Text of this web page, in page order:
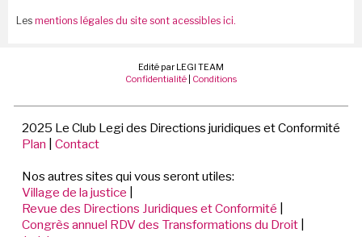
Les mentions légales du site sont acessibles ici.
Edité par LEGI TEAM
Confidentialité | Conditions
2025 Le Club Legi des Directions juridiques et Conformité
Plan
Contact
Nos autres sites qui vous seront utiles:
Village de la justice
Revue des Directions Juridiques et Conformité
Congrès annuel RDV des Transformations du Droit